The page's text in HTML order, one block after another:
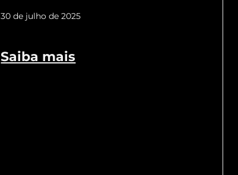
30 de julho de 2025
Saiba mais